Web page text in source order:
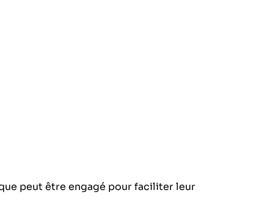
peut être engagé pour faciliter leur